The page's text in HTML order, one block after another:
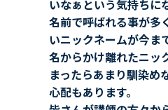
いなぁという気持ちに
名前で呼ばれる事が多
いニックネームが今ま
名からかけ離れたニッ
まったらあまり馴染め
心配もあります。